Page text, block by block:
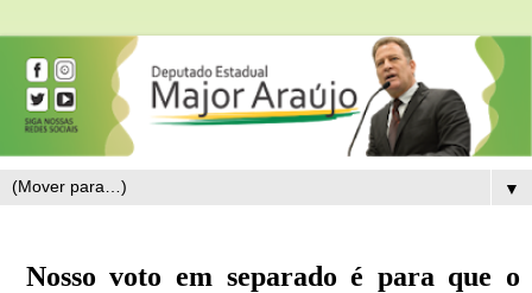
▼
Nosso voto em separado é para que o